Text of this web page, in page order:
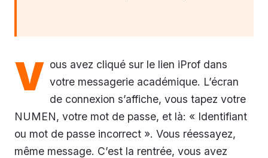
V ous avez cliqué sur le lien iProf dans
votre messagerie académique. L’écran
de connexion s’affiche, vous tapez votre
NUMEN, votre mot de passe, et là: « Identifiant
ou mot de passe incorrect ». Vous réessayez,
même message. C’est la rentrée, vous avez